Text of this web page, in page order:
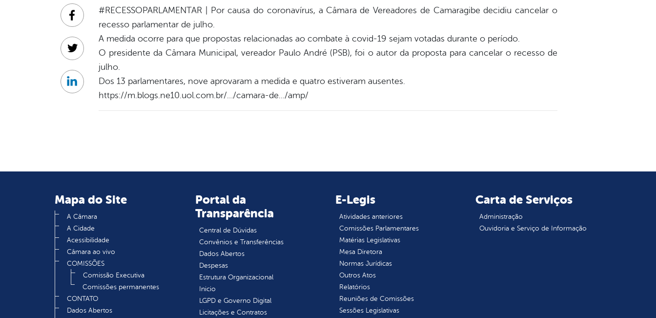
#RECESSOPARLAMENTAR | Por causa do coronavírus, a Câmara de Vereadores de Camaragibe decidiu cancelar o
recesso parlamentar de julho.
A medida ocorre para que propostas relacionadas ao combate à covid-19 sejam votadas durante o período.
O presidente da Câmara Municipal, vereador Paulo André (PSB), foi o autor da proposta para cancelar o recesso de
julho.
Dos 13 parlamentares, nove aprovaram a medida e quatro estiveram ausentes.
https://m.blogs.ne10.uol.com.br/…/camara-de…/amp/
Facebook
Twitter
Linkedin
Mapa do Site
A Câmara
A Cidade
Acessibilidade
Câmara ao vivo
COMISSÕES
Comissão Executiva
Comissões permanentes
CONTATO
Dados Abertos
Portal da
Transparência
Central de Dúvidas
Convênios e Transferências
Dados Abertos
Despesas
Estrutura Organizacional
Inicio
LGPD e Governo Digital
Licitações e Contratos
E-Legis
Atividades anteriores
Comissões Parlamentares
Matérias Legislativas
Mesa Diretora
Normas Jurídicas
Outros Atos
Relatórios
Reuniões de Comissões
Sessões Legislativas
Carta de Serviços
Administração
Ouvidoria e Serviço de Informação